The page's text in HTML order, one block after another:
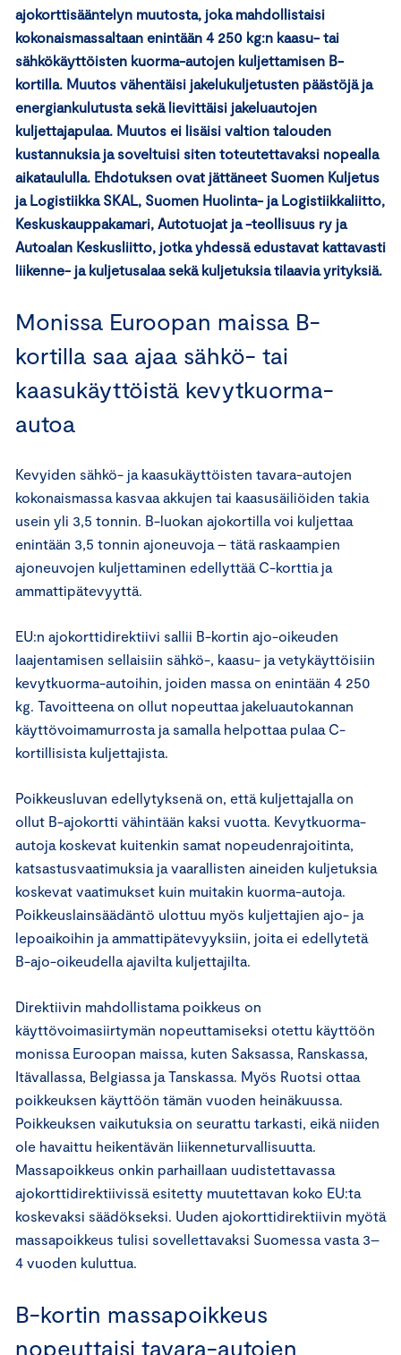
ajokorttisääntelyn muutosta, joka mahdollistaisi
kokonaismassaltaan enintään 4 250 kg:n kaasu- tai
sähkökäyttöisten kuorma-autojen kuljettamisen B-
kortilla. Muutos vähentäisi jakelukuljetusten päästöjä ja
energiankulutusta sekä lievittäisi jakeluautojen
kuljettajapulaa. Muutos ei lisäisi valtion talouden
kustannuksia ja soveltuisi siten toteutettavaksi nopealla
aikataululla. Ehdotuksen ovat jättäneet Suomen Kuljetus
ja Logistiikka SKAL, Suomen Huolinta- ja Logistiikkaliitto,
Keskuskauppakamari, Autotuojat ja -teollisuus ry ja
Autoalan Keskusliitto, jotka yhdessä edustavat kattavasti
liikenne- ja kuljetusalaa sekä kuljetuksia tilaavia yrityksiä.
Monissa Euroopan maissa B-
kortilla saa ajaa sähkö- tai
kaasukäyttöistä kevytkuorma-
autoa
Kevyiden sähkö- ja kaasukäyttöisten tavara-autojen
kokonaismassa kasvaa akkujen tai kaasusäiliöiden takia
usein yli 3,5 tonnin. B-luokan ajokortilla voi kuljettaa
enintään 3,5 tonnin ajoneuvoja – tätä raskaampien
ajoneuvojen kuljettaminen edellyttää C-korttia ja
ammattipätevyyttä.
EU:n ajokorttidirektiivi sallii B-kortin ajo-oikeuden
laajentamisen sellaisiin sähkö-, kaasu- ja vetykäyttöisiin
kevytkuorma-autoihin, joiden massa on enintään 4 250
kg. Tavoitteena on ollut nopeuttaa jakeluautokannan
käyttövoimamurrosta ja samalla helpottaa pulaa C-
kortillisista kuljettajista.
Poikkeusluvan edellytyksenä on, että kuljettajalla on
ollut B-ajokortti vähintään kaksi vuotta. Kevytkuorma-
autoja koskevat kuitenkin samat nopeudenrajoitinta,
katsastusvaatimuksia ja vaarallisten aineiden kuljetuksia
koskevat vaatimukset kuin muitakin kuorma-autoja.
Poikkeuslainsäädäntö ulottuu myös kuljettajien ajo- ja
lepoaikoihin ja ammattipätevyyksiin, joita ei edellytetä
B-ajo-oikeudella ajavilta kuljettajilta.
Direktiivin mahdollistama poikkeus on
käyttövoimasiirtymän nopeuttamiseksi otettu käyttöön
monissa Euroopan maissa, kuten Saksassa, Ranskassa,
Itävallassa, Belgiassa ja Tanskassa. Myös Ruotsi ottaa
poikkeuksen käyttöön tämän vuoden heinäkuussa.
Poikkeuksen vaikutuksia on seurattu tarkasti, eikä niiden
ole havaittu heikentävän liikenneturvallisuutta.
Massapoikkeus onkin parhaillaan uudistettavassa
ajokorttidirektiivissä esitetty muutettavan koko EU:ta
koskevaksi säädökseksi. Uuden ajokorttidirektiivin myötä
massapoikkeus tulisi sovellettavaksi Suomessa vasta 3–
4 vuoden kuluttua.
B-kortin massapoikkeus
nopeuttaisi tavara-autojen